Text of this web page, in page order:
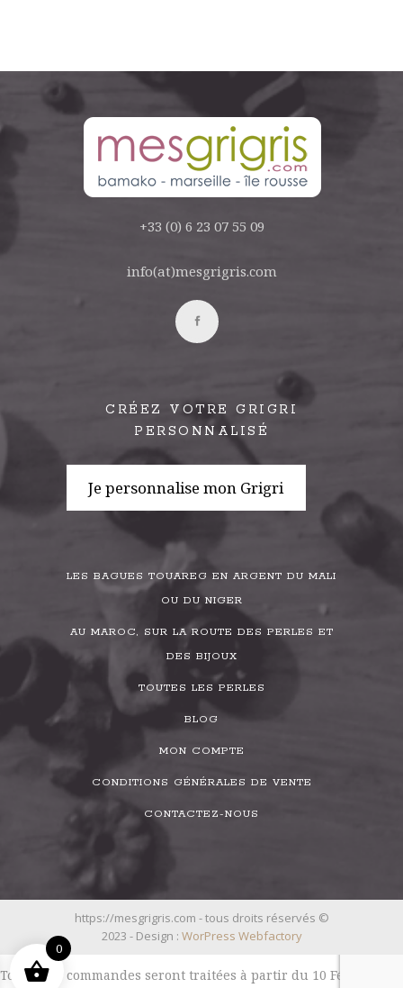
+33 (0) 6 23 07 55 09
info(at)mesgrigris.com
CRÉEZ VOTRE GRIGRI
PERSONNALISÉ
Je personnalise mon Grigri
LES BAGUES TOUAREG EN ARGENT DU MALI
OU DU NIGER
AU MAROC, SUR LA ROUTE DES PERLES ET
DES BIJOUX
TOUTES LES PERLES
BLOG
MON COMPTE
CONDITIONS GÉNÉRALES DE VENTE
CONTACTEZ-NOUS
https://mesgrigris.com - tous droits réservés ©
2023 - Design : WorPress Webfactory
Toutes les commandes seront traitées à partir du 10 Février
0